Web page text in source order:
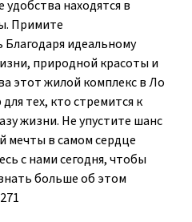
находятся в
Примите
идеальному
природной красоты и
этот жилой комплекс в Ло
тех, кто стремится к
жизни. Не упустите шанс
мечты в самом сердце
с нами сегодня, чтобы
больше об этом